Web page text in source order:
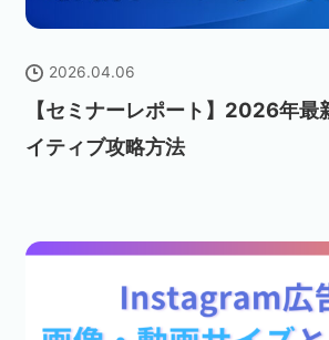
2026.04.06
【セミナーレポート】2026年
イティブ攻略方法